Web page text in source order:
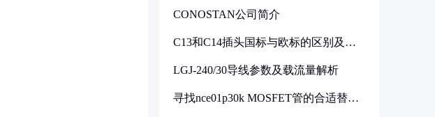
CONOSTAN公司简介
C13和C14插头国标与欧标的区别及其
LGJ-240/30导线参数及载流量解析
寻找nce01p30k MOSFET管的合适替代